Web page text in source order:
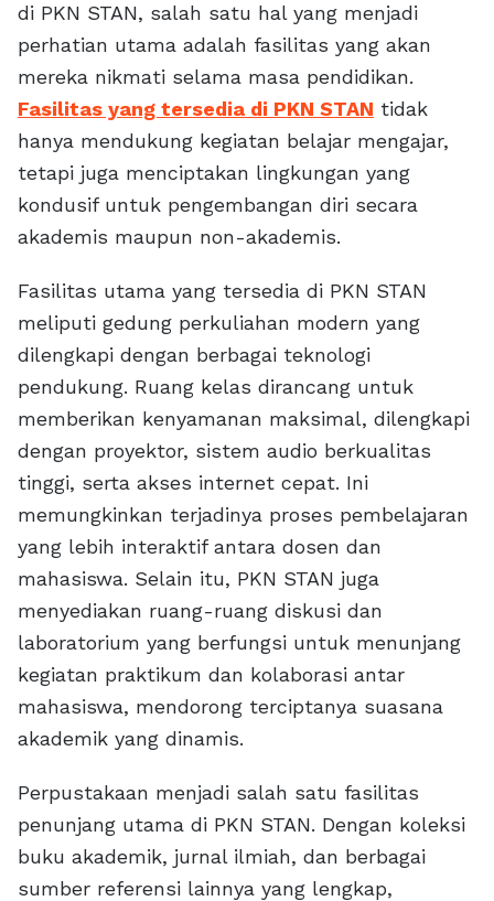
di PKN STAN, salah satu hal yang menjadi
perhatian utama adalah fasilitas yang akan
mereka nikmati selama masa pendidikan.
Fasilitas yang tersedia di PKN STAN tidak
hanya mendukung kegiatan belajar mengajar,
tetapi juga menciptakan lingkungan yang
kondusif untuk pengembangan diri secara
akademis maupun non-akademis.
Fasilitas utama yang tersedia di PKN STAN
meliputi gedung perkuliahan modern yang
dilengkapi dengan berbagai teknologi
pendukung. Ruang kelas dirancang untuk
memberikan kenyamanan maksimal, dilengkapi
dengan proyektor, sistem audio berkualitas
tinggi, serta akses internet cepat. Ini
memungkinkan terjadinya proses pembelajaran
yang lebih interaktif antara dosen dan
mahasiswa. Selain itu, PKN STAN juga
menyediakan ruang-ruang diskusi dan
laboratorium yang berfungsi untuk menunjang
kegiatan praktikum dan kolaborasi antar
mahasiswa, mendorong terciptanya suasana
akademik yang dinamis.
Perpustakaan menjadi salah satu fasilitas
penunjang utama di PKN STAN. Dengan koleksi
buku akademik, jurnal ilmiah, dan berbagai
sumber referensi lainnya yang lengkap,